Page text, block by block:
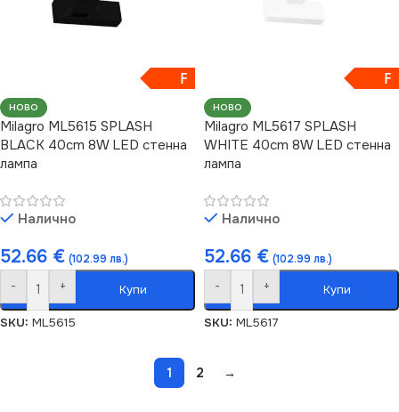
F
НОВО
Milagro ML5615 SPLASH
BLACK 40cm 8W LED стенна
лампа
Налично
52.66 € (102.99 лв.)
- + Купи
SKU: ML5615
F
НОВО
Milagro ML5617 SPLASH
WHITE 40cm 8W LED стенна
лампа
Налично
52.66 € (102.99 лв.)
- + Купи
SKU: ML5617
1 2 →